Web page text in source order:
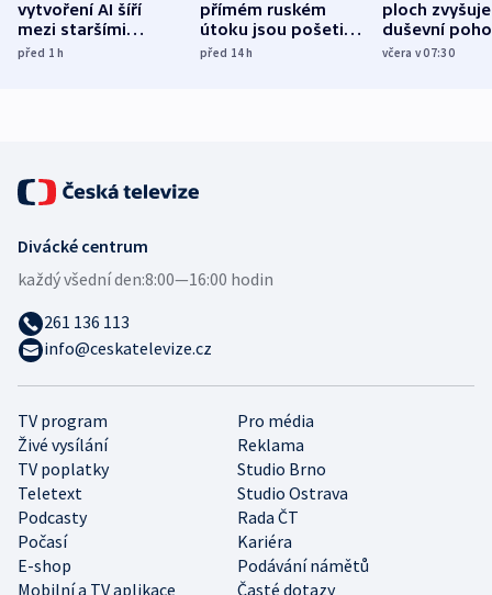
vytvoření AI šíří
mezi staršími
Poláky nebezpečné
před 1h
přímém ruském
útoku jsou pošetilé,
míní estonský
před 14h
ploch zvyšuje
duševní
ukázala
včera v 07:30
TV program
Pro média
Živé vysílání
Reklama
TV poplatky
Studio Brno
Teletext
Studio Ostrava
Podcasty
Rada ČT
Počasí
Kariéra
E-shop
Podávání námětů
Mobilní a TV aplikace
Časté dotazy
Divácké centrum
každý všední den:8:00—16:00 hodin
261 136 113
info@ceskatelevize.cz